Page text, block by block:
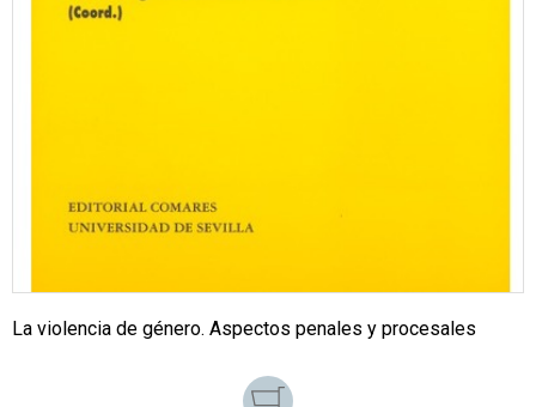
La violencia de género. Aspectos penales y procesales